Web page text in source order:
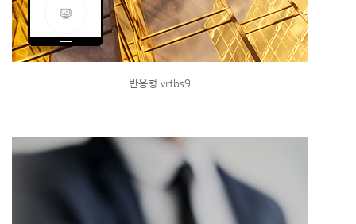
반응형 vrtbs9